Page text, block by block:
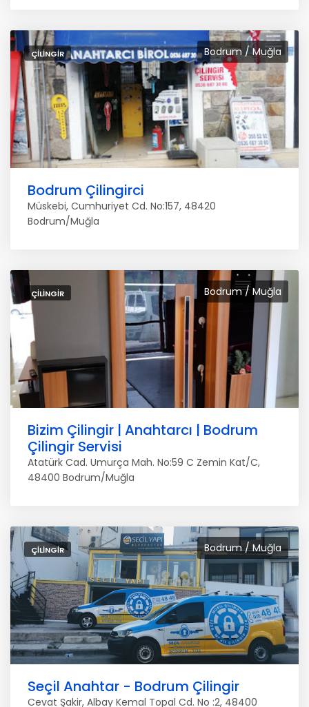
Bodrum / Muğla
ÇILINGIR
Bodrum Çilingirci
Müskebi, Cumhuriyet Cd. No:157, 48420
Bodrum/Muğla
Bodrum / Muğla
ÇILINGIR
Bizim Çilingir | Anahtarcı | Bodrum
Çilingir Servisi
Atatürk Cad. Umurça Mah. No:59 C Zemin Kat/C,
48400 Bodrum/Muğla
Bodrum / Muğla
ÇILINGIR
Seçil Anahtar - Bodrum Çilingir
Cevat Şakir, Albay Kemal Topal Cd. No :2, 48400